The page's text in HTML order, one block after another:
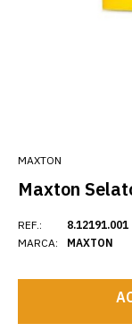
MAXTON
Maxton
REF.:
MARCA:
8.12191.001
MAXTON